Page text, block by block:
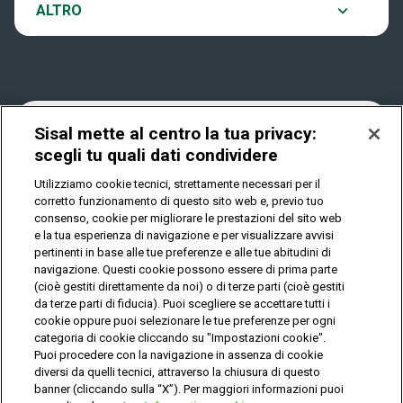
Play Your Date
Dove si gioca
Quanto si vince
Come riscuotere
ALTRO
Notifiche
Cookies
Privacy
IL GIOCO È VIETATO AI MINORI E PUÒ CAUSARE
DIPENDENZA PATOLOGICA
© Copyright Sisal Italia S.p.A. - P.I. 02433760135
Privacy Cookies
Mappa
del
sito
Sisal mette al centro la tua privacy:
scegli tu quali dati condividere
Utilizziamo cookie tecnici, strettamente necessari per il
corretto funzionamento di questo sito web e, previo tuo
consenso, cookie per migliorare le prestazioni del sito web
e la tua esperienza di navigazione e per visualizzare avvisi
pertinenti in base alle tue preferenze e alle tue abitudini di
navigazione. Questi cookie possono essere di prima parte
(cioè gestiti direttamente da noi) o di terze parti (cioè gestiti
da terze parti di fiducia). Puoi scegliere se accettare tutti i
cookie oppure puoi selezionare le tue preferenze per ogni
categoria di cookie cliccando su "Impostazioni cookie".
Puoi procedere con la navigazione in assenza di cookie
diversi da quelli tecnici, attraverso la chiusura di questo
banner (cliccando sulla “X”). Per maggiori informazioni puoi